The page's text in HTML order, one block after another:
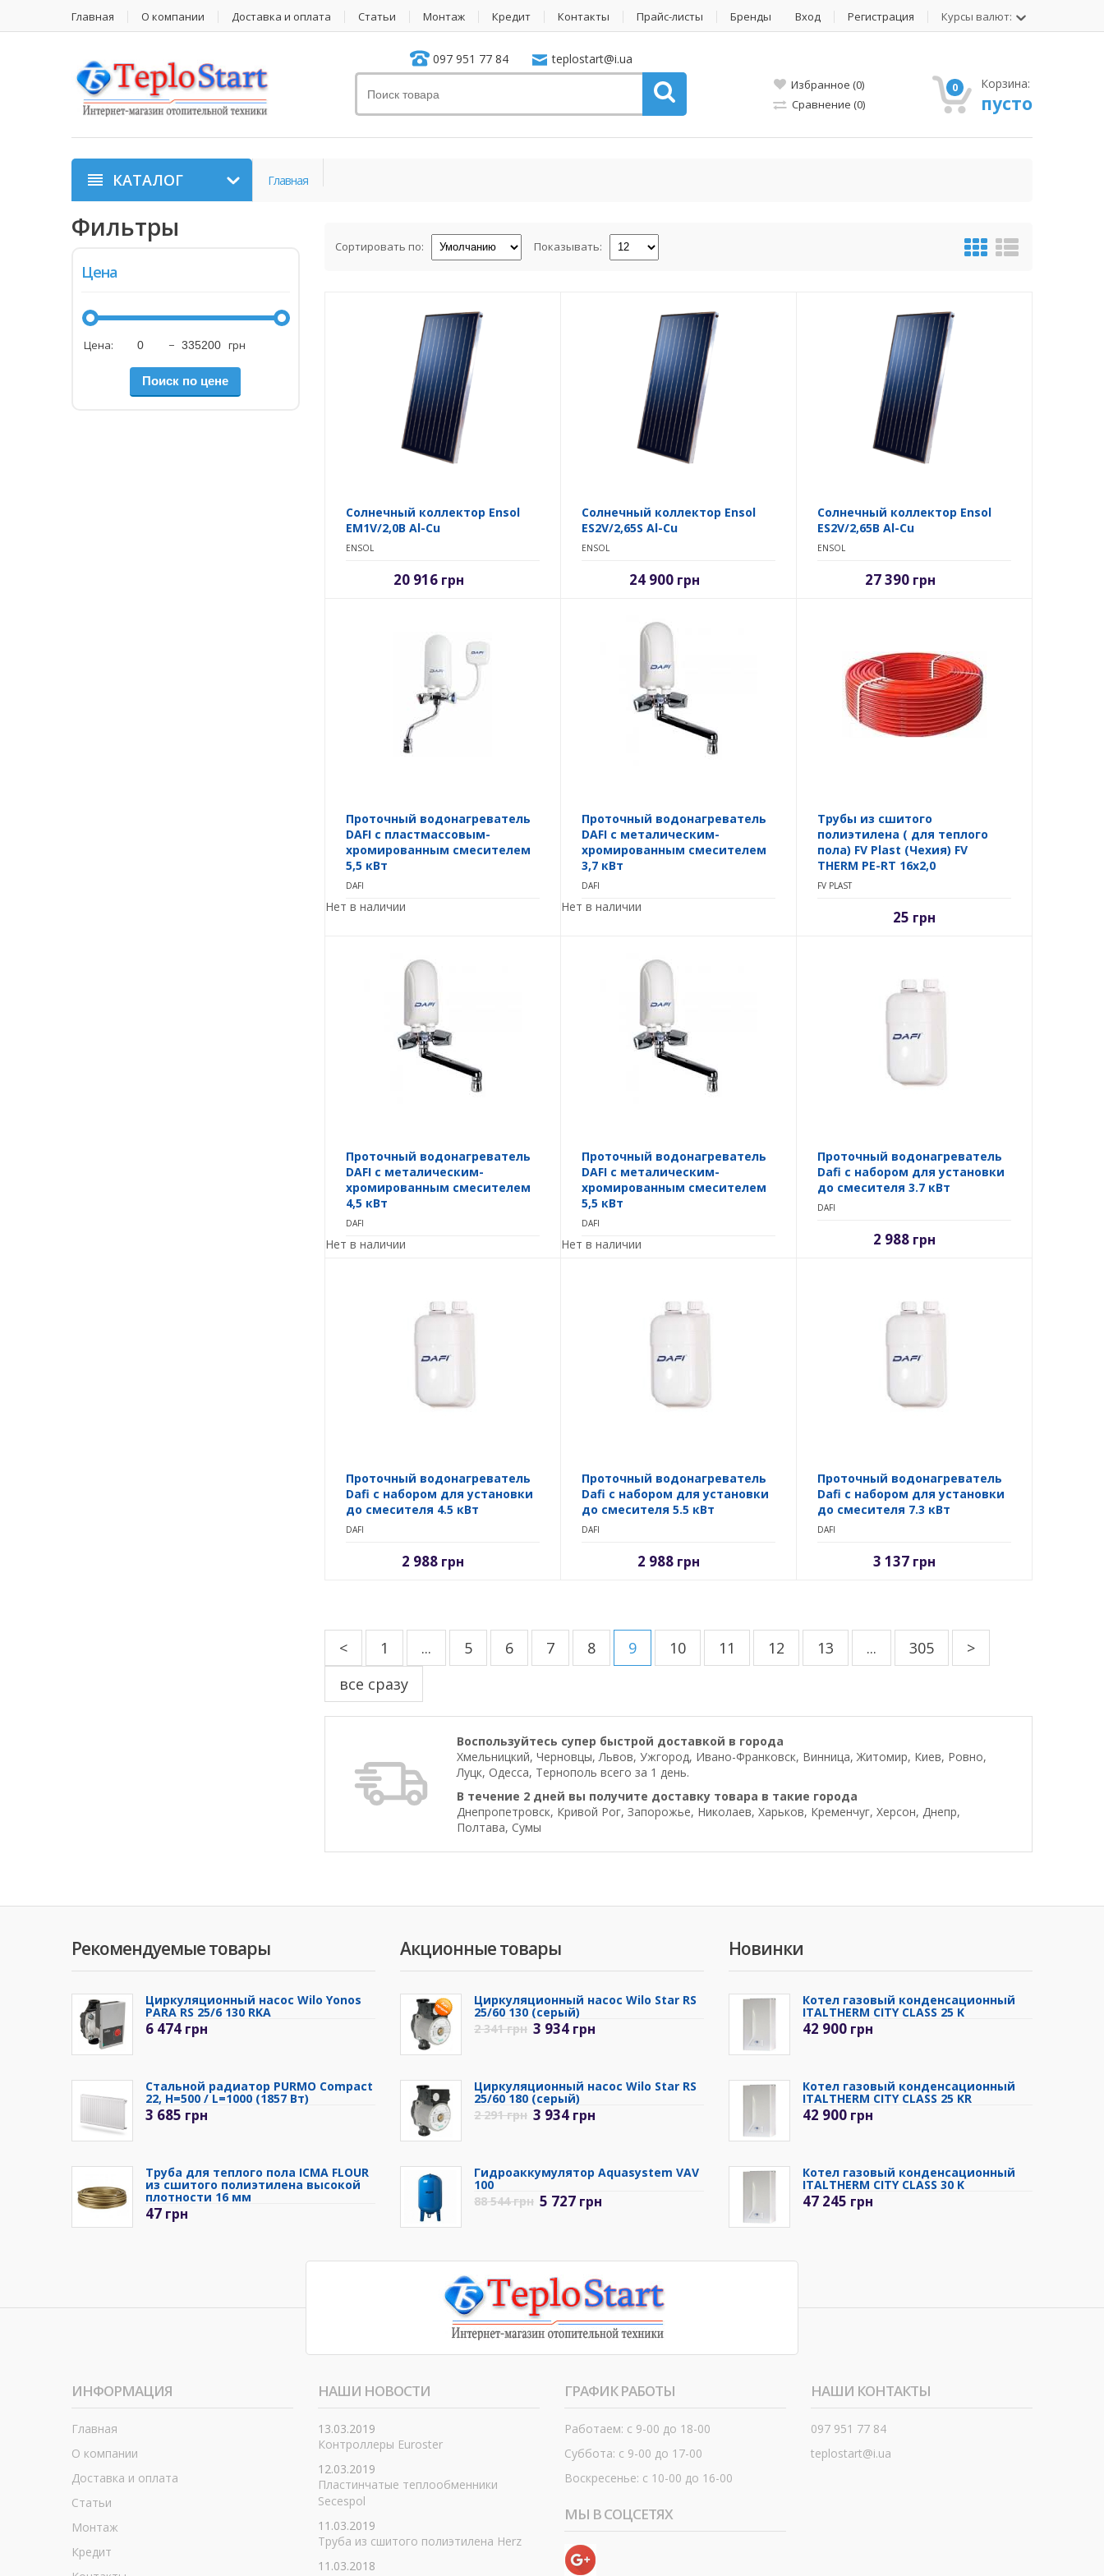
Главная О компании Доставка и оплата Статьи Монтаж Кредит Контакты Прайс-листы Бренды Вход Регистрация Курсы валют:
097 951 77 84 teplostart@i.ua
Избранное (0)
Сравнение (0)
0 Корзина:
пусто
КАТАЛОГ Главная
Фильтры
Цена
Цена: − грн
Сортировать по: Показывать:
Солнечный коллектор Ensol
EM1V/2,0B Al-Cu
ENSOL
20 916 грн
Солнечный коллектор Ensol
ES2V/2,65S Al-Cu
ENSOL
24 900 грн
Солнечный коллектор Ensol
ES2V/2,65B Al-Cu
ENSOL
27 390 грн
Проточный водонагреватель
DAFI с пластмассовым-
хромированным смесителем
5,5 кВт
DAFI
Нет в наличии
Проточный водонагреватель
DAFI с металическим-
хромированным смесителем
3,7 кВт
DAFI
Нет в наличии
Трубы из сшитого
полиэтилена ( для теплого
пола) FV Plast (Чехия) FV
THERM PE-RT 16х2,0
FV PLAST
25 грн
Проточный водонагреватель
DAFI с металическим-
хромированным смесителем
4,5 кВт
DAFI
Нет в наличии
Проточный водонагреватель
DAFI с металическим-
хромированным смесителем
5,5 кВт
DAFI
Нет в наличии
Проточный водонагреватель
Dafi с набором для установки
до смесителя 3.7 кВт
DAFI
2 988 грн
Проточный водонагреватель
Dafi с набором для установки
до смесителя 4.5 кВт
DAFI
2 988 грн
Проточный водонагреватель
Dafi с набором для установки
до смесителя 5.5 кВт
DAFI
2 988 грн
Проточный водонагреватель
Dafi с набором для установки
до смесителя 7.3 кВт
DAFI
3 137 грн
< 1 ... 5 6 7 8 9 10 11 12 13 ... 305
>
все сразу
Воспользуйтесь супер быстрой доставкой в города
Хмельницкий, Черновцы, Львов, Ужгород, Ивано-Франковск, Винница, Житомир, Киев, Ровно,
Луцк, Одесса, Тернополь всего за 1 день.
В течение 2 дней вы получите доставку товара в такие города
Днепропетровск, Кривой Рог, Запорожье, Николаев, Харьков, Кременчуг, Херсон, Днепр,
Полтава, Сумы
Рекомендуемые товары
Циркуляционный насос Wilo Yonos
PARA RS 25/6 130 RKA
6 474 грн
Стальной радиатор PURMO Compact
22, H=500 / L=1000 (1857 Вт)
3 685 грн
Труба для теплого пола ICMA FLOUR
из сшитого полиэтилена высокой
плотности 16 мм
47 грн
Акционные товары
Циркуляционный насос Wilo Star RS
25/60 130 (серый)
2 341грн 3 934 грн
Циркуляционный насос Wilo Star RS
25/60 180 (серый)
2 291грн 3 934 грн
Гидроаккумулятор Aquasystem VAV
100
88 544грн 5 727 грн
Новинки
Котел газовый конденсационный
ITALTHERM CITY CLASS 25 K
42 900 грн
Котел газовый конденсационный
ITALTHERM CITY CLASS 25 KR
42 900 грн
Котел газовый конденсационный
ITALTHERM CITY CLASS 30 K
47 245 грн
ИНФОРМАЦИЯ
Главная
О компании
Доставка и оплата
Статьи
Монтаж
Кредит
НАШИ НОВОСТИ
13.03.2019
Контроллеры Euroster
12.03.2019
Пластинчатые теплообменники
Secespol
11.03.2019
Труба из сшитого полиэтилена Herz
11.03.2018
ГРАФИК РАБОТЫ
Работаем: с 9-00 до 18-00
Суббота: с 9-00 до 17-00
Воскресенье: с 10-00 до 16-00
МЫ В СОЦСЕТЯХ
НАШИ КОНТАКТЫ
097 951 77 84
teplostart@i.ua